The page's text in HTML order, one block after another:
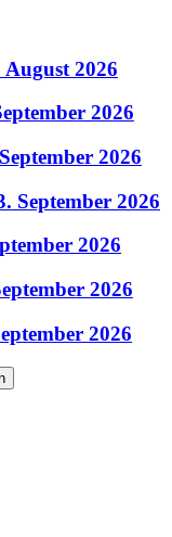
2026
2026
2026
September 2026
2026
2026
2026